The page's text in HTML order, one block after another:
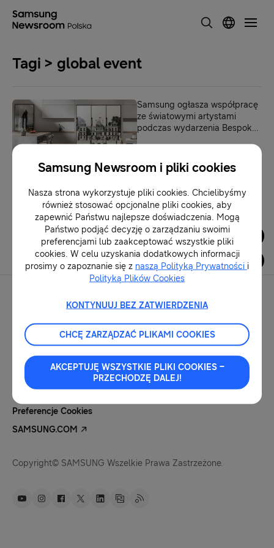
Tagi > global event
Samsung ogłasza współpracę
ze światowymi artystami
podczas wydarzenia Bespoke
12-05-2021
1
Dla Mediów
Kontakt Dla Mediów
Nota Prawna
Polityka Prywatności
Pliki Cookies
Preferencje Cookies
SAMSUNG.COM
Copyright© SAMSUNG Wszelkie Prawa Zastrzeżone.
Samsung Newsroom i pliki cookies
Nasza strona wykorzystuje pliki cookies. Chcielibyśmy
również stosować opcjonalne pliki cookies, aby
zapewnić Państwu najlepsze doświadczenia. Mogą
Państwo podjąć decyzję o zarządzaniu swoimi
preferencjami lub zaakceptować wszystkie pliki
cookies. W celu uzyskania dodatkowych informacji
prosimy o zapoznanie się z naszą Polityką Prywatności i
Polityką Plików Cookies
KONTYNUUJ BEZ ZATWIERDZENIA
CHCĘ ZARZĄDZAĆ PLIKAMI COOKIES
AKCEPTUJĘ WSZYSTKIE PLIKI COOKIES –
PRZECHODZĘ DALEJ!